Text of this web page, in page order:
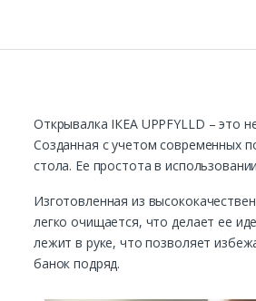
Открывалка ІКЕА UPPFYLLD – это
Созданная с учетом современных
стола. Ее простота в
Изготовленная из
легко очищается, что делает ее
лежит в руке, что позволяет
банок подряд.